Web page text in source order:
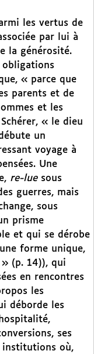
les vertus de
par lui à
la générosité.
« parce que
parents et de
et les
« le dieu
un
voyage à
Une
re-luesous
guerres, mais
sous
prisme
et qui se dérobe
forme unique,
(p. 14)), qui
en rencontres
les
déborde les
ses
institutions où,